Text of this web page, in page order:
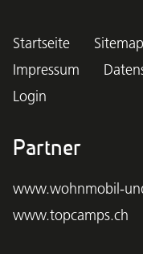
Startseite Sitemap
Impressum
Login
Partner
www.wohnmobil-
www.topcamps.ch